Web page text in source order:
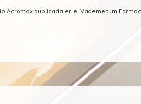
Acromax publicada en el Vademecum